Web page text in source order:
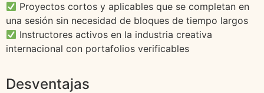
Proyectos cortos y aplicables que se completan en
una sesión sin necesidad de bloques de tiempo largos
Instructores activos en la industria creativa
internacional con portafolios verificables
Desventajas